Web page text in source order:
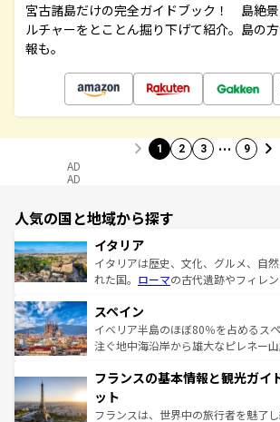
宮古諸島だけの完全ガイドブック！ 島絶
ルチャーをとことん掘り下げて紹介。島の
報も。
1 2 3 … 9
AD
AD
人気の国と地域から探す
イタリア
イタリアは歴史、文化、グルメ、自
れた国。 ローマの古代遺跡やフィレ
ろん、トスカーナの美しい田園風景や
景など、自然景観も見逃せない。観
ピザやパスタなど、絶品のイタリア
ませてくれるイタリアで、忘れられ
なお、新着のイタリア情報は
しい。
スペイン
イベリア半島のほぼ80％を占めるス
注ぐ地中海沿岸から雄大なピレネー
文化が根付くこの国では、情熱的な
れる闘牛、そして美味しいタパスが生
る。首都マドリードの洗練された雰
フランスの基本情報と観光ガイ
ット
フランスは、世界中の旅行者を魅了